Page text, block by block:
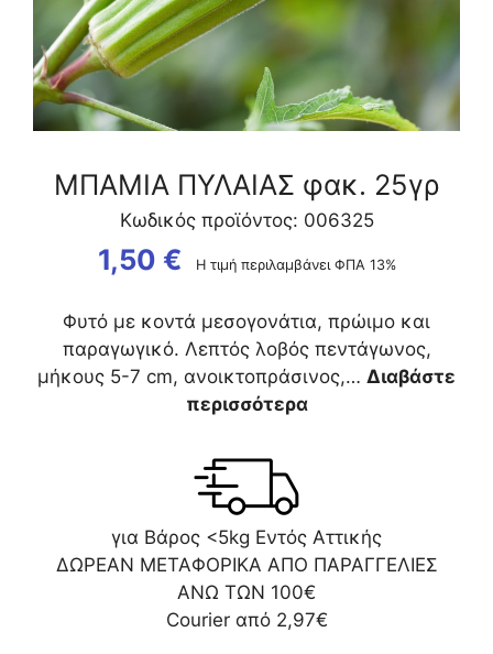
ΜΠΑΜΙΑ ΠΥΛΑΙΑΣ φακ. 25γρ
Κωδικός προϊόντος: 006325
1,50 € Η τιμή περιλαμβάνει ΦΠΑ 13%
Φυτό με κοντά μεσογονάτια, πρώιμο και
παραγωγικό. Λεπτός λοβός πεντάγωνος,
μήκους 5-7 cm, ανοικτοπράσινος,… Διαβάστε
περισσότερα
για Βάρος <5kg Εντός Αττικής
ΔΩΡΕΑΝ ΜΕΤΑΦΟΡΙΚΑ ΑΠΟ ΠΑΡΑΓΓΕΛΙΕΣ
ΑΝΩ ΤΩΝ 100€
Courier από 2,97€